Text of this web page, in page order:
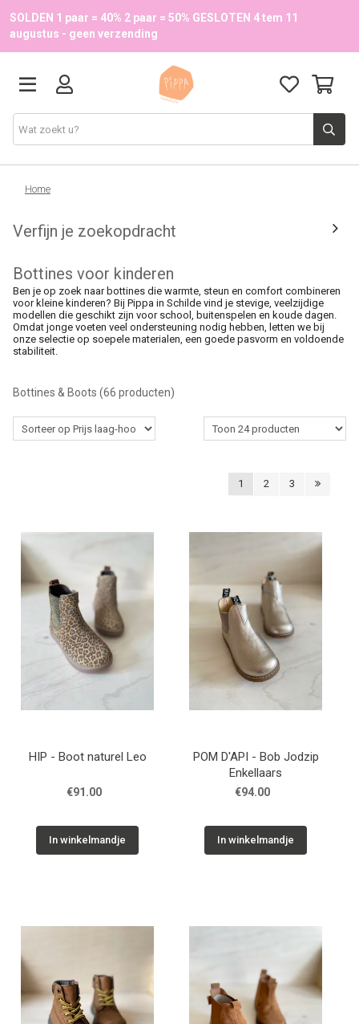
SOLDEN 1 paar = 40% 2 paar = 50% GESLOTEN 4 tem 11
augustus - geen verzending
Schoenen
School
Accessoires
Onze merken
Over ons
Home
Verfijn je zoekopdracht
Bottines voor kinderen
Ben je op zoek naar bottines die warmte, steun en comfort combineren
voor kleine kinderen? Bij Pippa in Schilde vind je stevige, veelzijdige
modellen die geschikt zijn voor school, buitenspelen en koude dagen.
Omdat jonge voeten veel ondersteuning nodig hebben, letten we bij
onze selectie op soepele materialen, een goede pasvorm en voldoende
stabiliteit.
Bottines & Boots (66 producten)
1 2 3
HIP - Boot naturel Leo
€91.00
In winkelmandje
POM D'API - Bob Jodzip
Enkellaars
€94.00
In winkelmandje